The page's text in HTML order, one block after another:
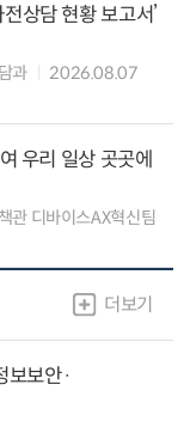
상담 현황 보고서’
과
2026.08.07
우리 일상 곳곳에
관 디바이스AX혁신팀
더보기
보보안·